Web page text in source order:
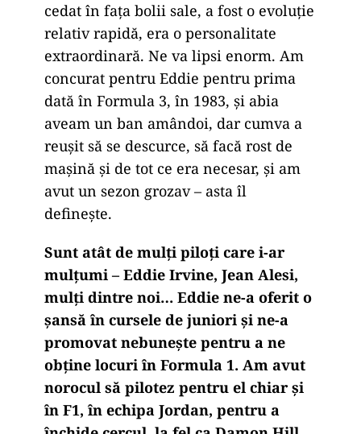
cedat în fața bolii sale, a fost o evoluție
relativ rapidă, era o personalitate
extraordinară. Ne va lipsi enorm. Am
concurat pentru Eddie pentru prima
dată în Formula 3, în 1983, și abia
aveam un ban amândoi, dar cumva a
reușit să se descurce, să facă rost de
mașină și de tot ce era necesar, și am
avut un sezon grozav – asta îl
definește.
Sunt atât de mulți piloți care i-ar
mulțumi – Eddie Irvine, Jean Alesi,
mulți dintre noi… Eddie ne-a oferit o
șansă în cursele de juniori și ne-a
promovat nebunește pentru a ne
obține locuri în Formula 1. Am avut
norocul să pilotez pentru el chiar și
în F1, în echipa Jordan, pentru a